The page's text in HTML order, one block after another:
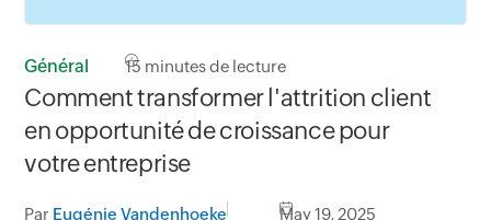
Général 15 minutes de lecture
Comment transformer l'attrition client
en opportunité de croissance pour
votre entreprise
Par Eugénie Vandenhoeke May 19, 2025